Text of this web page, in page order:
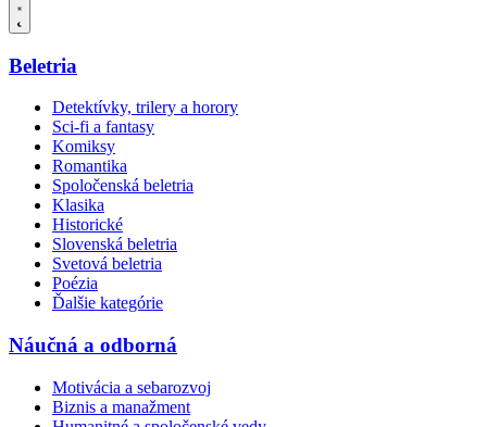
Beletria
Detektívky, trilery a horory
Sci-fi a fantasy
Komiksy
Romantika
Spoločenská beletria
Klasika
Historické
Slovenská beletria
Svetová beletria
Poézia
Ďalšie kategórie
Náučná a odborná
Motivácia a sebarozvoj
Biznis a manažment